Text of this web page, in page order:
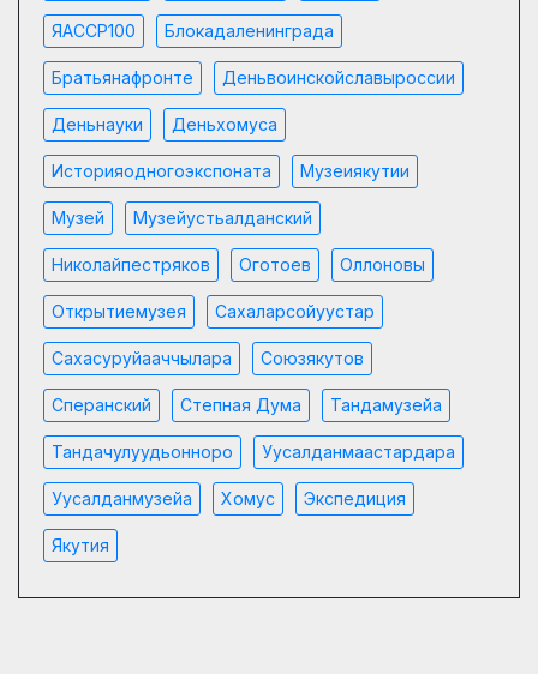
ЯАССР100 Блокадаленинграда
Братьянафронте Деньвоинскойславыроссии
Деньнауки Деньхомуса
Историяодногоэкспоната Музеиякутии
Музей Музейустьалданский
Николайпестряков Оготоев Оллоновы
Открытиемузея Сахаларсойуустар
Сахасуруйааччылара Союзякутов
Сперанский Степная Дума Тандамузейа
Тандачулуудьонноро Уусалданмаастардара
Уусалданмузейа Хомус Экспедиция
Якутия